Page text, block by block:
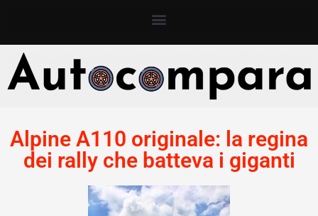
Alpine A110 originale: la regina
dei rally che batteva i giganti